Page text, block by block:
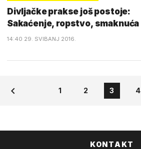
Divljačke prakse još postoje:
Sakaćenje, ropstvo, smaknuća
14:40 29. SVIBANJ 2016.
1 2 3 4
KONTAKT